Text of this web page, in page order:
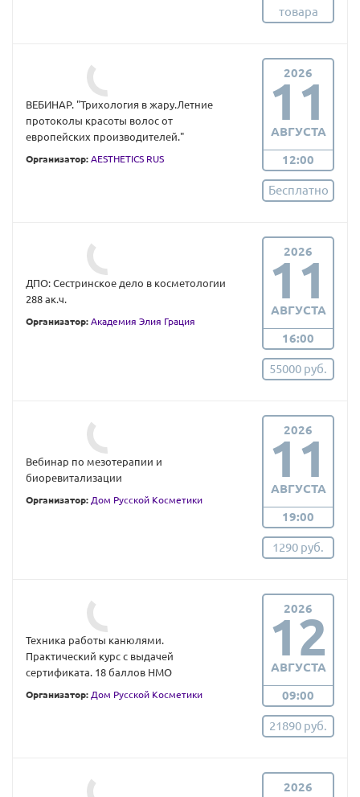
товара
ВЕБИНАР. "Трихология в жару.Летние
протоколы красоты волос от
европейских производителей."
Организатор: AESTHETICS RUS
2026
11
АВГУСТА
12:00
Бесплатно
ДПО: Сестринское дело в косметологии
288 ак.ч.
Организатор: Академия Элия Грация
2026
11
АВГУСТА
16:00
55000 руб.
Вебинар по мезотерапии и
биоревитализации
Организатор: Дом Русской Косметики
2026
11
АВГУСТА
19:00
1290 руб.
Техника работы канюлями.
Практический курс с выдачей
сертификата. 18 баллов НМО
Организатор: Дом Русской Косметики
2026
12
АВГУСТА
09:00
21890 руб.
2026